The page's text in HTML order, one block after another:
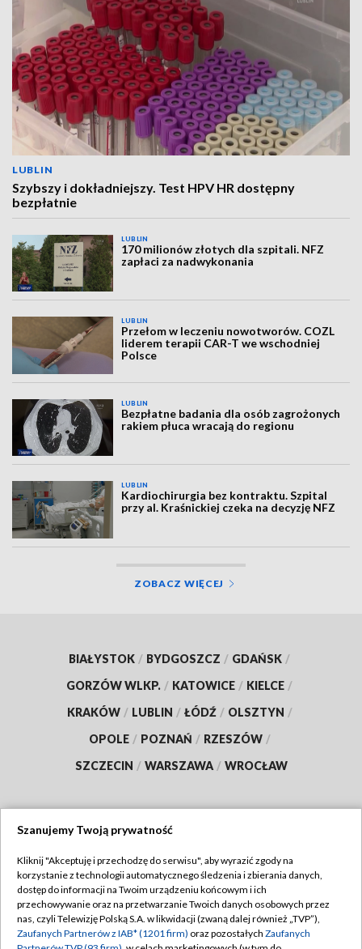
LUBLIN
Szybszy i dokładniejszy. Test HPV HR dostępny
bezpłatnie
LUBLIN
170 milionów złotych dla szpitali. NFZ
zapłaci za nadwykonania
LUBLIN
Przełom w leczeniu nowotworów. COZL
liderem terapii CAR-T we wschodniej
Polsce
LUBLIN
Bezpłatne badania dla osób zagrożonych
rakiem płuca wracają do regionu
LUBLIN
Kardiochirurgia bez kontraktu. Szpital
przy al. Kraśnickiej czeka na decyzję NFZ
ZOBACZ WIĘCEJ
BIAŁYSTOK / BYDGOSZCZ / GDAŃSK /
GORZÓW WLKP. / KATOWICE / KIELCE /
KRAKÓW / LUBLIN / ŁÓDŹ / OLSZTYN /
OPOLE / POZNAŃ / RZESZÓW /
SZCZECIN / WARSZAWA / WROCŁAW
TVP
Abonament TVP
Emisja w TVP
Regulamin TVP
Polityka prywatności
Szanujemy Twoją prywatność
Kliknij "Akceptuję i przechodzę do serwisu", aby wyrazić zgody na
korzystanie z technologii automatycznego śledzenia i zbierania danych,
dostęp do informacji na Twoim urządzeniu końcowym i ich
przechowywanie oraz na przetwarzanie Twoich danych osobowych przez
nas, czyli Telewizję Polską S.A. w likwidacji (zwaną dalej również „TVP”),
Zaufanych Partnerów z IAB* (1201 firm) oraz pozostałych Zaufanych